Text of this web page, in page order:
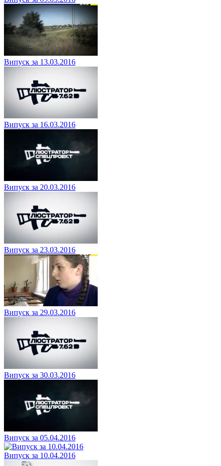
Випуск за 13.03.2016
Випуск за 16.03.2016
Випуск за 20.03.2016
Випуск за 23.03.2016
Випуск за 29.03.2016
Випуск за 30.03.2016
Випуск за 05.04.2016
Випуск за 10.04.2016